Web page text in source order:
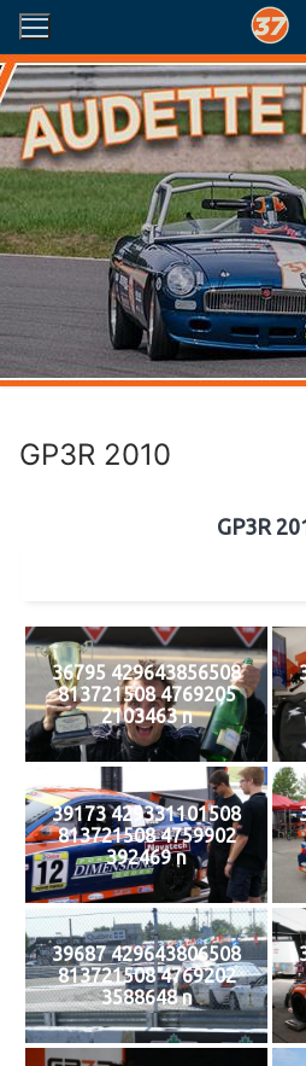
Aller
au
contenu
Rechercher :
GP3R 2010
GP3R
36795 429643856508
813721508 4769205
2103463 n
39173 429331101508
813721508 4759902
392469 n
39687 429643806508
813721508 4769202
3588648 n